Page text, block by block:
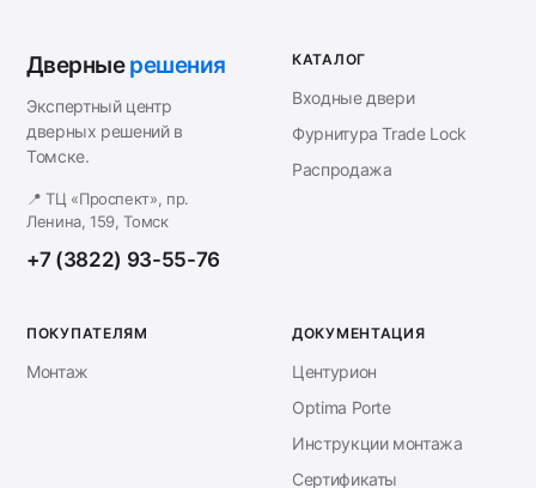
Дверныерешения
Экспертный центр
дверных решений в
Томске.
📍 ТЦ «Проспект», пр.
Ленина, 159, Томск
+7 (3822) 93-55-76
КАТАЛОГ
Входные двери
Фурнитура Trade Lock
Распродажа
ПОКУПАТЕЛЯМ
Монтаж
ДОКУМЕНТАЦИЯ
Центурион
Optima Porte
Инструкции монтажа
Сертификаты